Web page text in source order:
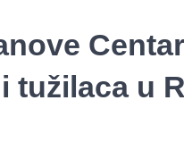
tužilaca u